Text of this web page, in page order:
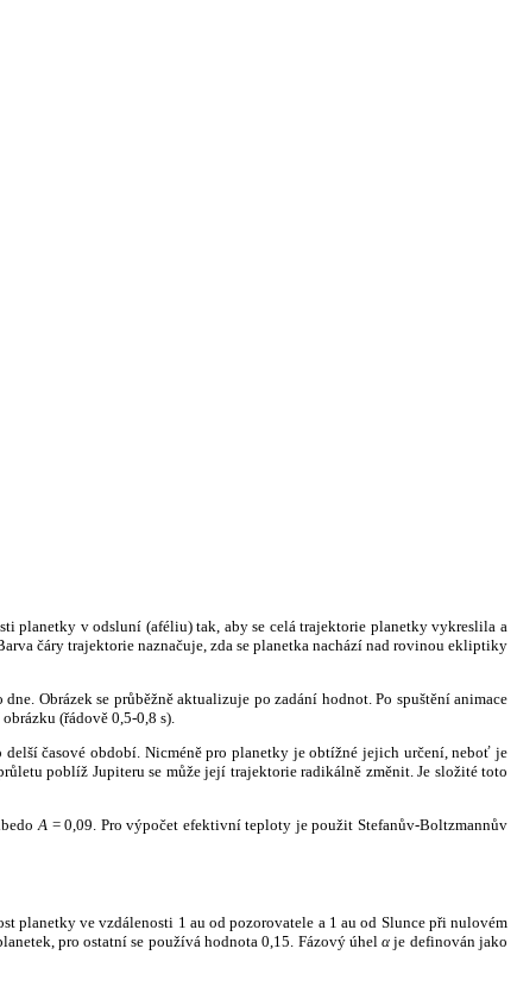
planetky v odsluní (aféliu) tak, aby se celá trajektorie planetky vykreslila a
čáry trajektorie naznačuje, zda se planetka nachází nad rovinou ekliptiky
Obrázek se průběžně aktualizuje po zadání hodnot. Po spuštění animace
(řádově 0,5-0,8 s).
delší časové období. Nicméně pro planetky je obtížné jejich určení, neboť je
poblíž Jupiteru se může její trajektorie radikálně změnit. Je složité toto
A = 0,09. Pro výpočet efektivní teploty je použit Stefanův-Boltzmannův
planetky ve vzdálenosti 1 au od pozorovatele a 1 au od Slunce při nulovém
pro ostatní se používá hodnota 0,15. Fázový úhelα je definován jako